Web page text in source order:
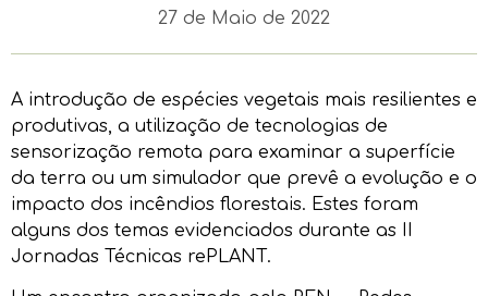
27 de Maio de 2022
A introdução de espécies vegetais mais resilientes e
produtivas, a utilização de tecnologias de
sensorização remota para examinar a superfície
da terra ou um simulador que prevê a evolução e o
impacto dos incêndios florestais. Estes foram
alguns dos temas evidenciados durante as II
Jornadas Técnicas rePLANT.